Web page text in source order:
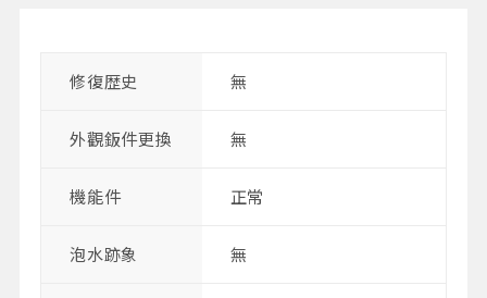
修復歴史 無
外觀鈑件更換 無
機能件 正常
泡水跡象 無